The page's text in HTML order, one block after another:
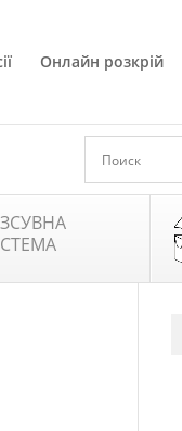
Онлайн розкрій